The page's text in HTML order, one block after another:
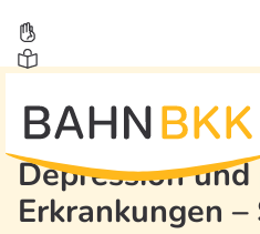
Depression und
Erkrankungen –